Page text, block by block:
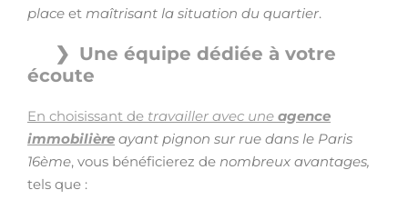
place et maîtrisant la situation du quartier.
Une équipe dédiée à votre
écoute
En choisissant de travailler avec une agence
immobilière ayant pignon sur rue dans le Paris
16ème, vous bénéficierez de nombreux avantages,
tels que :